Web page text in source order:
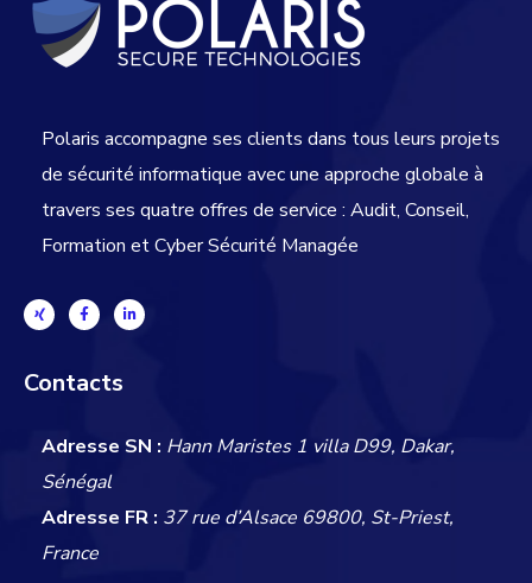
Polaris accompagne ses clients dans tous leurs projets
de sécurité informatique avec une approche globale à
travers ses quatre offres de service : Audit, Conseil,
Formation et Cyber Sécurité Managée
Contacts
Adresse SN : Hann Maristes 1 villa D99, Dakar,
Sénégal
Adresse FR : 37 rue d’Alsace 69800, St-Priest,
France